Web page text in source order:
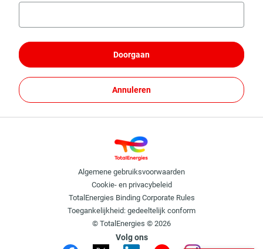
Doorgaan
Annuleren
Algemene gebruiksvoorwaarden
Cookie- en privacybeleid
TotalEnergies Binding Corporate Rules
Toegankelijkheid: gedeeltelijk conform
© TotalEnergies © 2026
Volg ons